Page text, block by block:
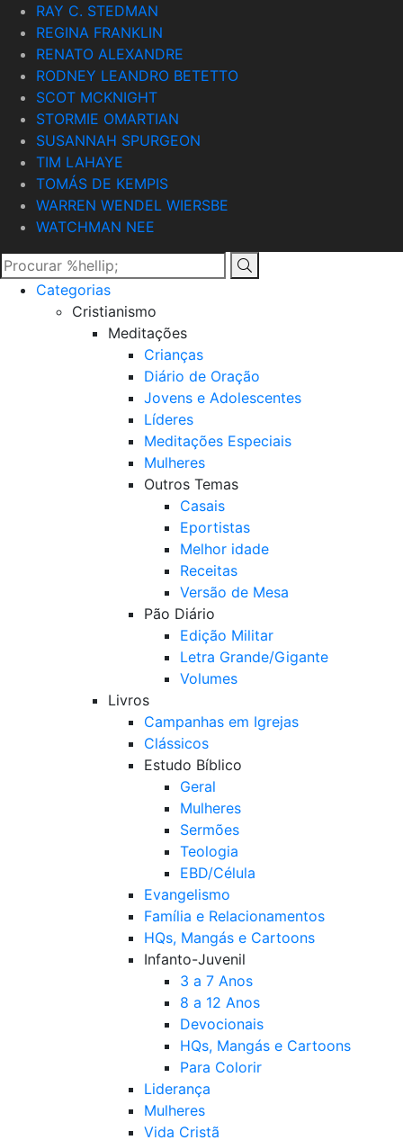
RAY C. STEDMAN
REGINA FRANKLIN
RENATO ALEXANDRE
RODNEY LEANDRO BETETTO
SCOT MCKNIGHT
STORMIE OMARTIAN
SUSANNAH SPURGEON
TIM LAHAYE
TOMÁS DE KEMPIS
WARREN WENDEL WIERSBE
WATCHMAN NEE
Categorias
Cristianismo
Meditações
Crianças
Diário de Oração
Jovens e Adolescentes
Líderes
Meditações Especiais
Mulheres
Outros Temas
Casais
Eportistas
Melhor idade
Receitas
Versão de Mesa
Pão Diário
Edição Militar
Letra Grande/Gigante
Volumes
Livros
Campanhas em Igrejas
Clássicos
Estudo Bíblico
Geral
Mulheres
Sermões
Teologia
EBD/Célula
Evangelismo
Família e Relacionamentos
HQs, Mangás e Cartoons
Infanto-Juvenil
3 a 7 Anos
8 a 12 Anos
Devocionais
HQs, Mangás e Cartoons
Para Colorir
Liderança
Mulheres
Vida Cristã